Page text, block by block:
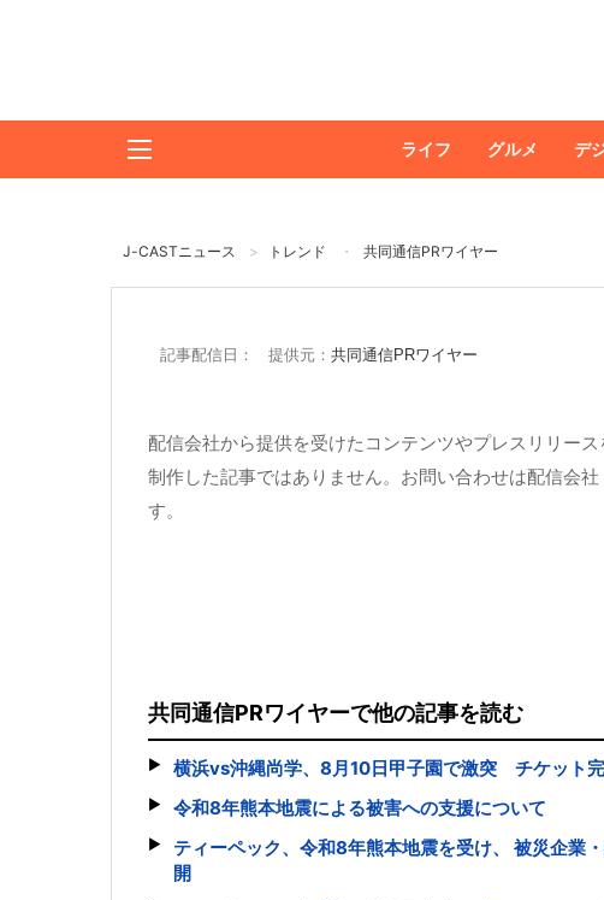
ライフ グルメ デ
J-CASTニュース トレンド 共同通信PRワイヤー
記事配信日： 提供元： 共同通信PRワイヤー
配信会社から提供を受けたコンテンツやプレスリリー
制作した記事ではありません。お問い合わせは配信会
す。
共同通信PRワイヤーで他の記事を読む
横浜vs沖縄尚学、8月10日甲子園で激突 チケット
令和8年熊本地震による被害への支援について
ティーペック、令和8年熊本地震を受け、 被災企業
開